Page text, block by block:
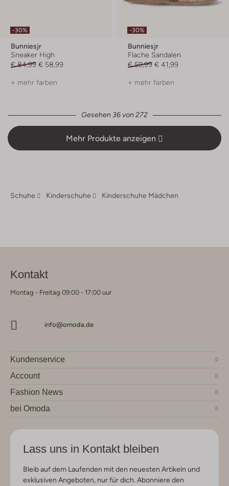
-30%
Bunniesjr
Sneaker High
€ 84,99 € 58,99
+ mehr farben
-30%
Bunniesjr
Flache Sandalen
€ 59,99 € 41,99
+ mehr farben
Gesehen 36 von 272
Mehr Produkte anzeigen
Schuhe Kinderschuhe Kinderschuhe Mädchen
Kontakt
Montag - Freitag 09:00 - 17:00 uur
info@omoda.de
Kundenservice
Account
Fashion News
bei Omoda
Lass uns in Kontakt bleiben
Bleib auf dem Laufenden mit den neuesten Artikeln und
exklusiven Angeboten, nur für dich. Abonniere den